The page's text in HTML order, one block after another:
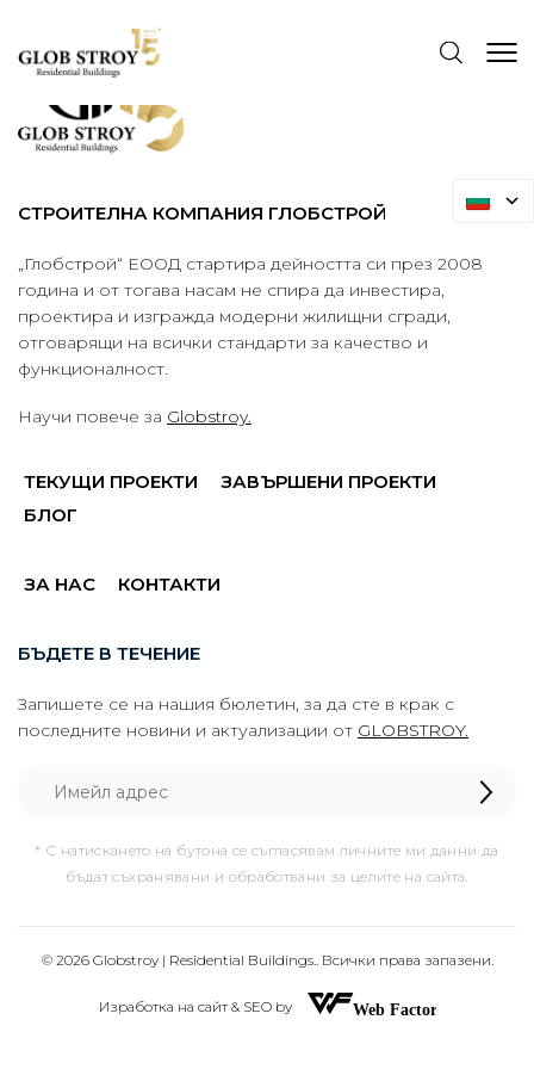
СТРОИТЕЛНА КОМПАНИЯ ГЛОБСТРОЙ
„Глобстрой“ ЕООД стартира дейността си през 2008
година и от тогава насам не спира да инвестира,
проектира и изгражда модерни жилищни сгради,
отговарящи на всички стандарти за качество и
функционалност.
Научи повече за Globstroy.
ТЕКУЩИ ПРОЕКТИ
ЗАВЪРШЕНИ ПРОЕКТИ
БЛОГ
ЗА НАС КОНТАКТИ
БЪДЕТЕ В ТЕЧЕНИЕ
Запишете се на нашия бюлетин, за да сте в крак с
последните новини и актуализации от GLOBSTROY.
* С натискането на бутона се съгласявам личните ми данни да
бъдат съхранявани и обработвани за целите на сайта.
© 2026 Globstroy | Residential Buildings.. Всички права запазени.
Изработка на сайт & SEO by